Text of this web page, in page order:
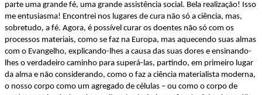
parte uma grande fé, uma grande assistência social. Bela realização! Isso
me entusiasma! Encontrei nos lugares de cura não só a ciência, mas,
sobretudo, a fé. Agora, é possível curar os doentes não só com os
processos materiais, como se faz na Europa, mas aquecendo suas almas
com o Evangelho, explicando-lhes a causa das suas dores e ensinando-
lhes o verdadeiro caminho para superá-las, partindo, em primeiro lugar
da alma e não considerando, como o faz a ciência materialista moderna,
o nosso corpo como um agregado de células – ou como o corpo de